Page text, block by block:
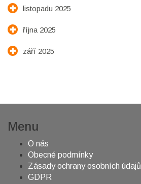
listopadu 2025
října 2025
září 2025
Menu
O nás
Obecné podmínky
Zásady ochrany osobních údajů
GDPR